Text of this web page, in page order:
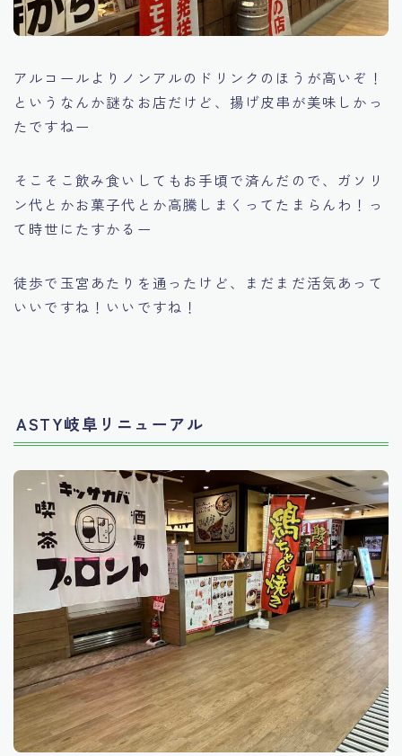
アルコールよりノンアルのドリンクのほうが高いぞ！
というなんか謎なお店だけど、揚げ皮串が美味しかっ
たですねー
そこそこ飲み食いしてもお手頃で済んだので、ガソリ
ン代とかお菓子代とか高騰しまくってたまらんわ！っ
て時世にたすかるー
徒歩で玉宮あたりを通ったけど、まだまだ活気あって
いいですね！いいですね！
ASTY岐阜リニューアル